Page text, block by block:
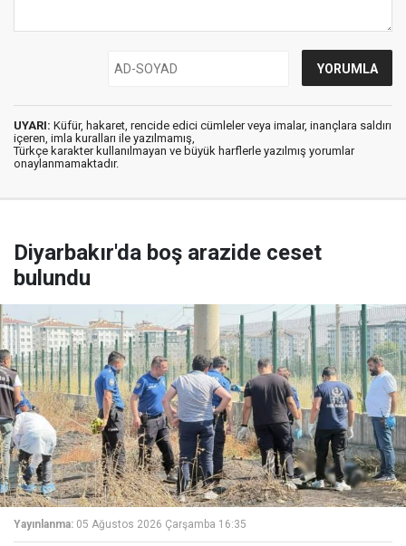
UYARI: Küfür, hakaret, rencide edici cümleler veya imalar, inançlara saldırı
içeren, imla kuralları ile yazılmamış,
Türkçe karakter kullanılmayan ve büyük harflerle yazılmış yorumlar
onaylanmamaktadır.
Diyarbakır'da boş arazide ceset
bulundu
Yayınlanma: 05 Ağustos 2026 Çarşamba 16:35